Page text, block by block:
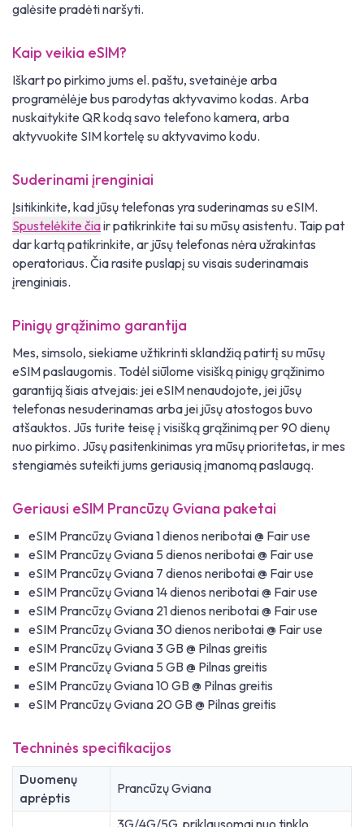
galėsite pradėti naršyti.
Kaip veikia eSIM?
Iškart po pirkimo jums el. paštu, svetainėje arba
programėlėje bus parodytas aktyvavimo kodas. Arba
nuskaitykite QR kodą savo telefono kamera, arba
aktyvuokite SIM kortelę su aktyvavimo kodu.
Suderinami įrenginiai
Įsitikinkite, kad jūsų telefonas yra suderinamas su eSIM.
Spustelėkite čiair patikrinkite tai su mūsų asistentu. Taip pat
dar kartą patikrinkite, ar jūsų telefonas nėra užrakintas
operatoriaus. Čia rasite puslapį su visais suderinamais
įrenginiais.
Pinigų grąžinimo garantija
Mes, simsolo, siekiame užtikrinti sklandžią patirtį su mūsų
eSIM paslaugomis. Todėl siūlome visišką pinigų grąžinimo
garantiją šiais atvejais: jei eSIM nenaudojote, jei jūsų
telefonas nesuderinamas arba jei jūsų atostogos buvo
atšauktos. Jūs turite teisę į visišką grąžinimą per 90 dienų
nuo pirkimo. Jūsų pasitenkinimas yra mūsų prioritetas, ir mes
stengiamės suteikti jums geriausią įmanomą paslaugą.
Geriausi eSIM Prancūzų Gviana paketai
eSIM Prancūzų Gviana 1 dienos neribotai @ Fair use
eSIM Prancūzų Gviana 5 dienos neribotai @ Fair use
eSIM Prancūzų Gviana 7 dienos neribotai @ Fair use
eSIM Prancūzų Gviana 14 dienos neribotai @ Fair use
eSIM Prancūzų Gviana 21 dienos neribotai @ Fair use
eSIM Prancūzų Gviana 30 dienos neribotai @ Fair use
eSIM Prancūzų Gviana 3 GB @ Pilnas greitis
eSIM Prancūzų Gviana 5 GB @ Pilnas greitis
eSIM Prancūzų Gviana 10 GB @ Pilnas greitis
eSIM Prancūzų Gviana 20 GB @ Pilnas greitis
Techninės specifikacijos
Duomenų
aprėptis
Prancūzų Gviana